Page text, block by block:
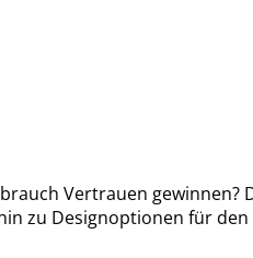
Vertrauen
zu Designoptionen für